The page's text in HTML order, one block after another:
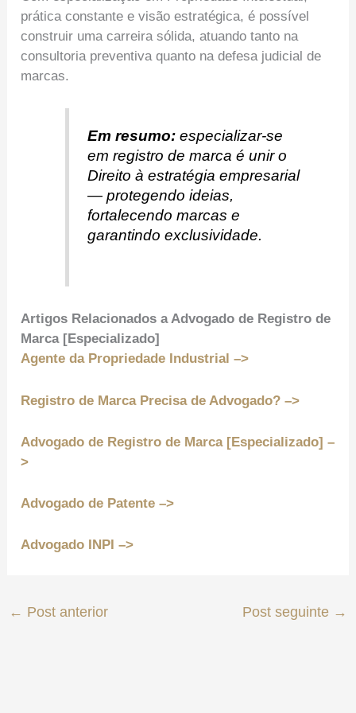
prática constante e visão estratégica, é possível
construir uma carreira sólida, atuando tanto na
consultoria preventiva quanto na defesa judicial de
marcas.
Em resumo:especializar-se
em registro de marca é unir o
Direito à estratégia empresarial
— protegendo ideias,
fortalecendo marcas e
garantindo exclusividade.
Artigos Relacionados a Advogado de Registro de
Marca [Especializado]
Agente da Propriedade Industrial –>
Registro de Marca Precisa de Advogado? –>
Advogado de Registro de Marca [Especializado] –
>
Advogado de Patente –>
Advogado INPI –>
← Post anterior Post seguinte →